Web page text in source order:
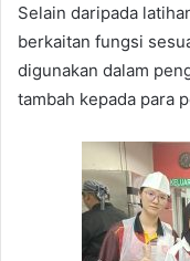
Selain daripada
berkaitan fungsi
digunakan dalam
tambah kepada para